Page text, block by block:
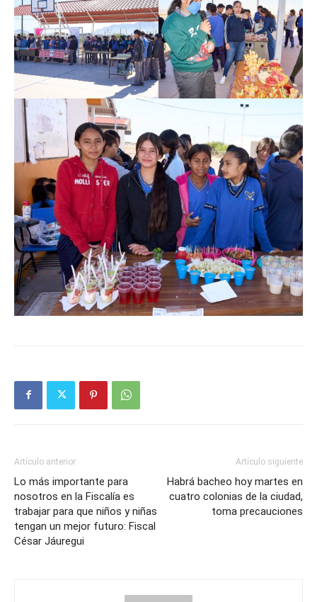
Artículo anterior
Lo más importante para
nosotros en la Fiscalía es
trabajar para que niños y niñas
tengan un mejor futuro: Fiscal
César Jáuregui
Artículo siguiente
Habrá bacheo hoy martes en
cuatro colonias de la ciudad,
toma precauciones